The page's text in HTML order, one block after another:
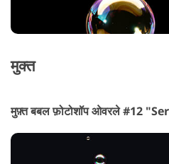
मुक्त
मुफ़्त बबल फ़ोटोशॉप ओवरले #12